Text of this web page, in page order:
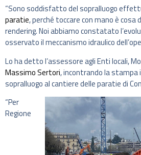
“Sono soddisfatto del sopralluogo
paratie, perché toccare con mano è cosa
rendering. Noi abbiamo constatato
osservato il meccanismo idraulico
Lo ha detto l’assessore agli Enti locali,
Massimo Sertori, incontrando la stampa
sopralluogo al cantiere delle paratie di
“Per
Regione